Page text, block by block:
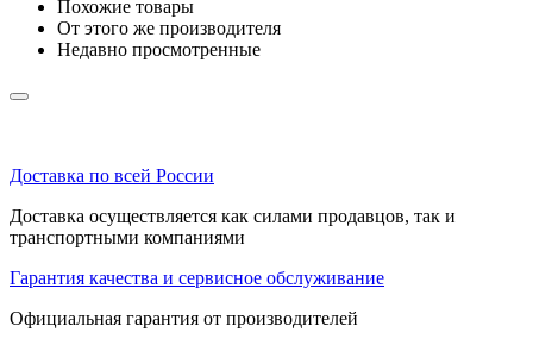
Похожие товары
От этого же производителя
Недавно просмотренные
Доставка по всей России
Доставка осуществляется как силами продавцов, так и
транспортными компаниями
Гарантия качества и сервисное обслуживание
Официальная гарантия от производителей